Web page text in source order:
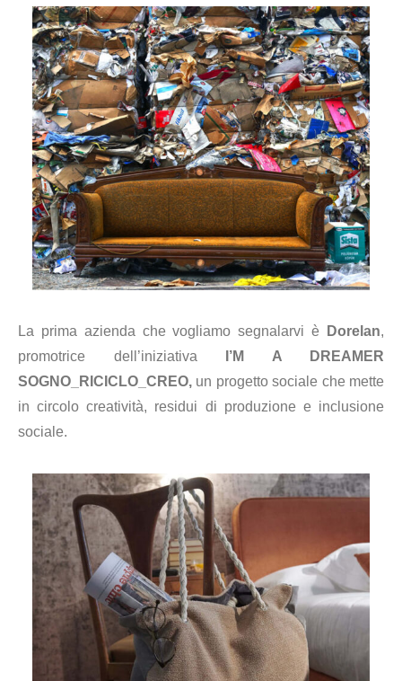
La prima azienda che vogliamo segnalarvi è Dorelan,
promotrice dell’iniziativa
I’M A DREAMER
SOGNO_RICICLO_CREO, un progetto sociale che mette
in circolo creatività, residui di produzione e inclusione
sociale.